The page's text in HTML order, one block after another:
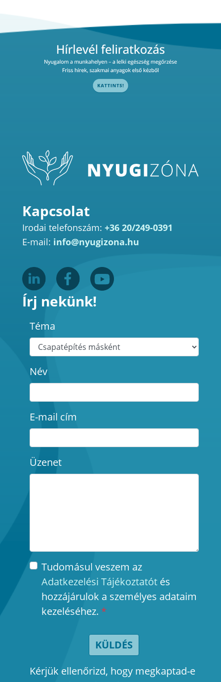
Kapcsolat
Irodai telefonszám: +36 20/249-0391
E-mail: info@nyugizona.hu
Írj nekünk!
Téma
Név
E-mail cím
Üzenet
Tudomásul veszem az
Adatkezelési Tájékoztatótés
hozzájárulok a személyes adataim
kezeléséhez. *
KÜLDÉS
Kérjük ellenőrizd, hogy megkaptad-e